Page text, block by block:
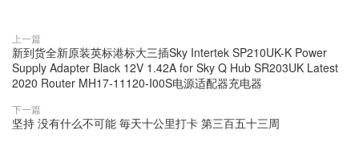
上一篇
新到货全新原装英标港标大三插Sky Intertek SP210UK-K Power
Supply Adapter Black 12V 1.42A for Sky Q Hub SR203UK Latest
2020 Router MH17-11120-I00S电源适配器充电器
下一篇
坚持 没有什么不可能 毎天十公里打卡 第三百五十三周